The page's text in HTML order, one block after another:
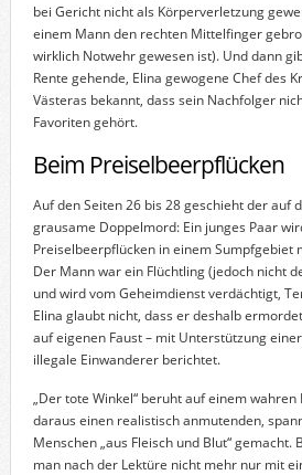
bei Gericht nicht als Körperverletzung
einem Mann den rechten Mittelfinger
wirklich Notwehr gewesen ist). Und dann
Rente gehende, Elina gewogene Chef des
Västeras bekannt, dass sein Nachfolger
Favoriten gehört.
Beim Preiselbeerpflücken
Auf den Seiten 26 bis 28 geschieht der auf
grausame Doppelmord: Ein junges Paar
Preiselbeerpflücken in einem Sumpfgebiet
Der Mann war ein Flüchtling (jedoch nicht
und wird vom Geheimdienst verdächtigt,
Elina glaubt nicht, dass er deshalb
auf eigenen Faust – mit Unterstützung
illegale Einwanderer berichtet.
„Der tote Winkel“ beruht auf einem wahren
daraus einen realistisch anmutenden,
Menschen „aus Fleisch und Blut“
man nach der Lektüre nicht mehr nur mit